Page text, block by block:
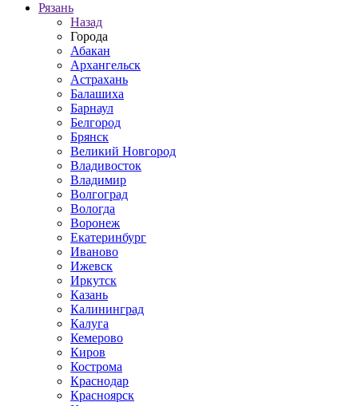
Рязань
Назад
Города
Абакан
Архангельск
Астрахань
Балашиха
Барнаул
Белгород
Брянск
Великий Новгород
Владивосток
Владимир
Волгоград
Вологда
Воронеж
Екатеринбург
Иваново
Ижевск
Иркутск
Казань
Калининград
Калуга
Кемерово
Киров
Кострома
Краснодар
Красноярск